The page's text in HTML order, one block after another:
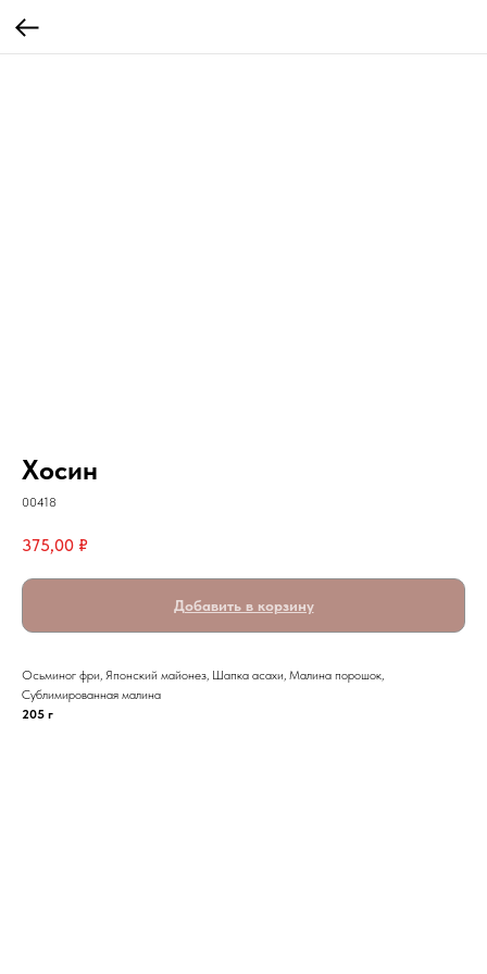
Хосин
00418
375,00 ₽
Добавить в корзину
Осьминог фри, Японский майонез, Шапка асахи, Малина порошок,
Сублимированная малина
205 г